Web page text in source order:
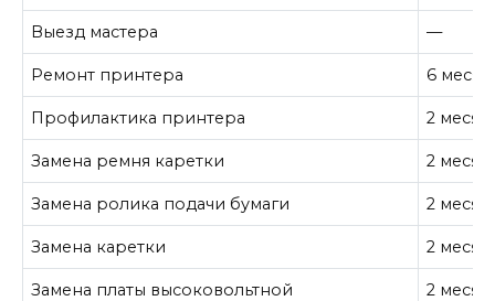
Выезд мастера —
Ремонт принтера 6
Профилактика принтера 2
Замена ремня каретки 2
Замена ролика подачи бумаги 2
Замена каретки 2
Замена платы высоковольтной 2